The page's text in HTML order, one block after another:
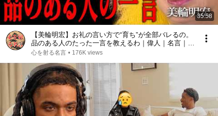
35:58
【美輪明宏】お礼の言い方で“育ち”が全部バレるの。
品のある人のたった一言を教えるわ｜偉人｜名言｜言
葉の力｜人生哲学｜
心を射る名言 • 176K views